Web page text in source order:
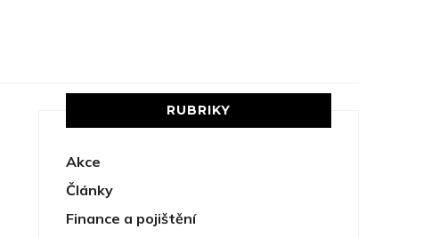
RUBRIKY
Akce
Články
Finance a pojištění